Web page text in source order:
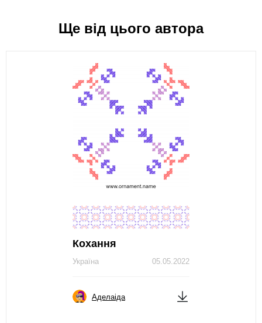
Ще від цього автора
Кохання
05.05.2022
Україна
Аделаіда